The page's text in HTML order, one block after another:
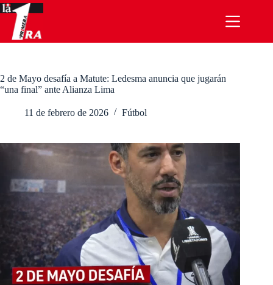
Saltar
al
contenido
2 de Mayo desafía a Matute: Ledesma anuncia que jugarán
“una final” ante Alianza Lima
11 de febrero de 2026 Fútbol